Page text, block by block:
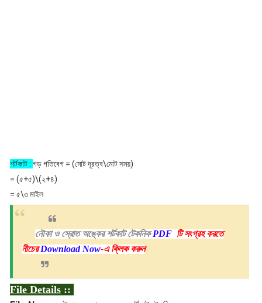
শর্টকাট : গড় গতিবেগ = (মোট দূরত্ব\মোট সময়)
= (৫+৫)\(২+৪)
= ৫\৩ মাইল
নৌকা ও স্রোত অঙ্কের শর্টকাট টেকনিক PDF টি সংগ্রহ করতে
নীচেরDownload Now-এ ক্লিক করুন
File Details::